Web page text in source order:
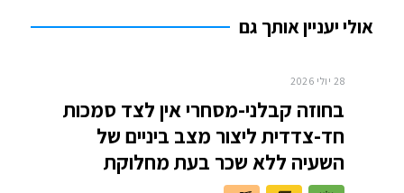
אולי יעניין אותך גם
28 יולי 2026
בחוזה קבלני-מסחרי אין לצד סמכות
חד-צדדית ליצור מצב ביניים של
השעיה ללא שכר בעת מחלוקת